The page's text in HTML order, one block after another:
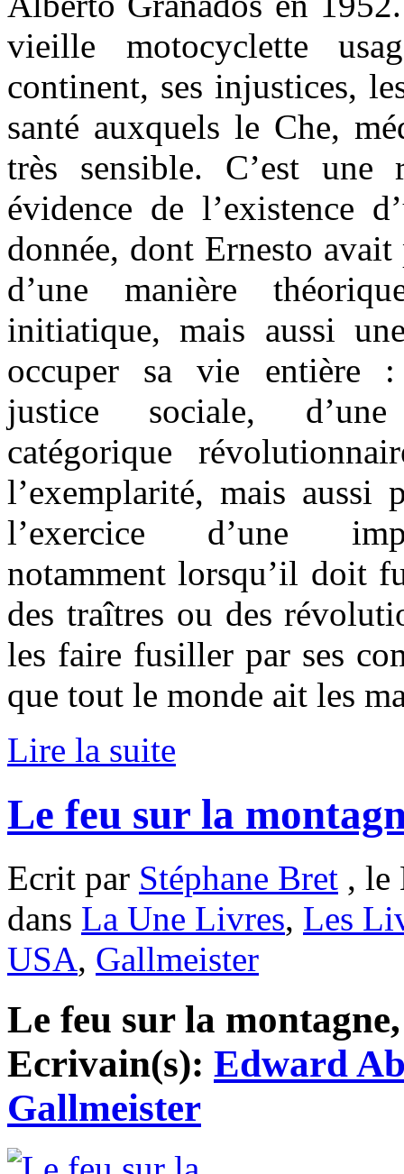
vieille motocyclette
continent, ses injustices,
santé auxquels le Che,
très sensible. C’est
évidence de l’existence
donnée, dont Ernesto
d’une manière
initiatique, mais aussi
occuper sa vie entière :
justice sociale,
catégorique
l’exemplarité, mais
l’exercice d’une
notamment lorsqu’il doit
des traîtres ou des
les faire fusiller par ses
que tout le monde ait les
Lire la suite
Le feu sur la
Ecrit par Stéphane Bret , le
dans La Une Livres, Les
USA, Gallmeister
Le feu sur la
Ecrivain(s): Edward
Gallmeister